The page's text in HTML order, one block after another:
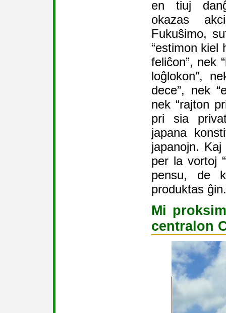
en tiuj
okazas
Fukuŝimo,
“estimon kiel
feliĉon”, nek
loĝlokon”,
dece”, nek
nek “rajton
pri sia
japana
japanojn.
per la vortoj
pensu, de
produktas ĝin.
Mi
centralon